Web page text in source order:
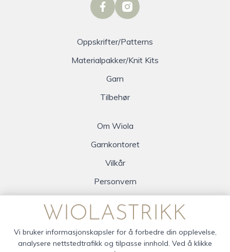
facebookinstagram
Oppskrifter/Patterns
Materialpakker/Knit Kits
Garn
Tilbehør
Om Wiola
Garnkontoret
Vilkår
Personvern
Vi bruker informasjonskapsler for å forbedre din opplevelse,
analysere nettstedtrafikk og tilpasse innhold. Ved å klikke